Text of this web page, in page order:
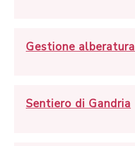
Gestione alberatura
Sentiero di Gandria